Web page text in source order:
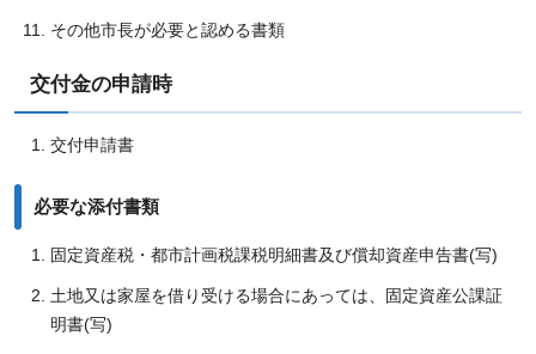
その他市長が必要と認める書類
交付金の申請時
交付申請書
必要な添付書類
固定資産税・都市計画税課税明細書及び償却資産申告書(写)
土地又は家屋を借り受ける場合にあっては、固定資産公課証
明書(写)